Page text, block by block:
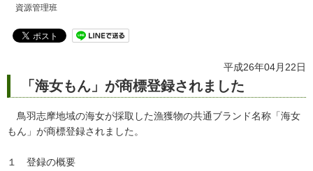
資源管理班
平成26年04月22日
「海女もん」が商標登録されました
鳥羽志摩地域の海女が採取した漁獲物の共通ブランド名称「海女
もん」が商標登録されました。
１ 登録の概要